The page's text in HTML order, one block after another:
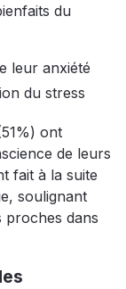
du
leur anxiété
du stress
ont
de leurs
fait à la suite
soulignant
proches dans